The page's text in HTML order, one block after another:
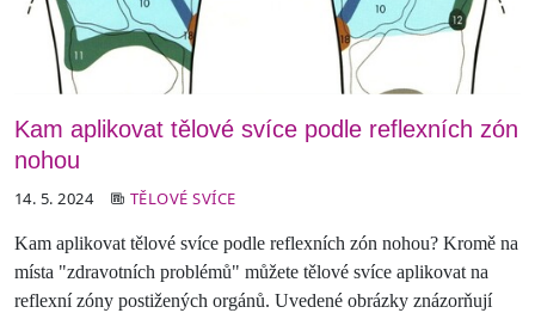
Kam aplikovat tělové svíce podle reflexních zón
nohou
14. 5. 2024 TĚLOVÉ SVÍCE
Kam aplikovat tělové svíce podle reflexních zón nohou? Kromě na
místa "zdravotních problémů" můžete tělové svíce aplikovat na
reflexní zóny postižených orgánů. Uvedené obrázky znázorňují